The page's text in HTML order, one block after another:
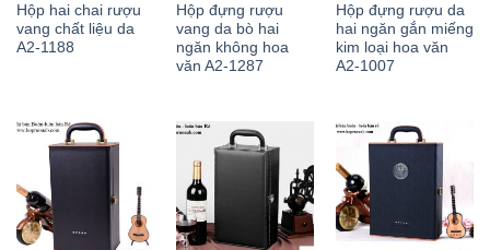
Hộp hai chai rượu
vang chất liệu da
A2-1188
Hộp đựng rượu
vang da bò hai
ngăn không hoa
văn A2-1287
Hộp đựng rượu da
hai ngăn gắn miếng
kim loại hoa văn
A2-1007